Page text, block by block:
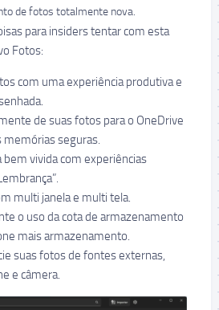
de fotos totalmente nova.
para insiders tentar com esta
Fotos:
com uma experiência produtiva e
de suas fotos para o OneDrive
memórias seguras.
bem vivida com experiências
multi janela e multi tela.
o uso da cota de armazenamento
mais armazenamento.
suas fotos de fontes externas,
e câmera.